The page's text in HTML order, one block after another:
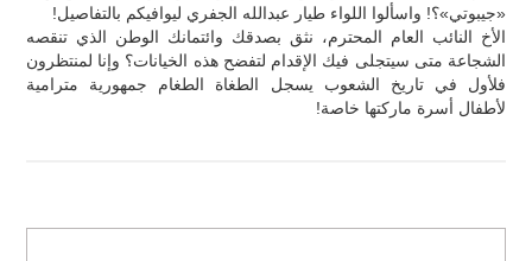
«جيبوتي»؟! واسألوا اللواء طيار عبدالله الجفري ليوافيكم بالتفاصيل!
الأخ النائب العام المحترم، نثق بصدقك وائتمانك الوطن الذي تنقصه
الشجاعة متى سيتجلى فيك الإقدام لتفضح هذه الخيانات؟ وإنا لمنتظرون
فلأول في تاريخ الشعوب يسجل الطغاة الطغام جمهورية مترامية
لأطفال أسرة ماركتها خاصة!